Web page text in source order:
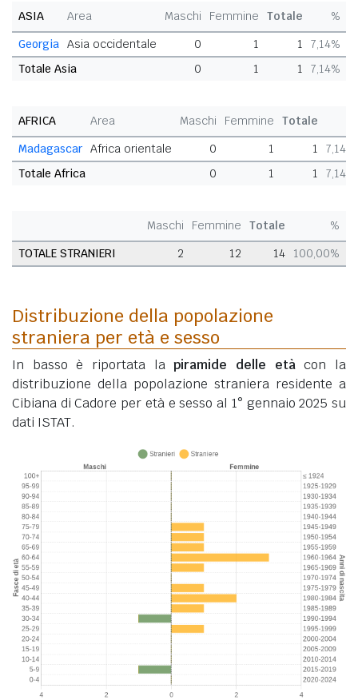
ASIA Area Maschi Femmine Totale
%
Georgia Asia occidentale 0 1 1
7,14%
Totale Asia
0 1 1 7,14%
AFRICA Area Maschi Femmine Totale
Madagascar Africa orientale 0 1 1
7,14%
Totale Africa
0 1 1 7,14%
Maschi Femmine Totale
%
TOTALE STRANIERI
2 12 14 100,00%
Distribuzione della popolazione
straniera per età e sesso
In basso è riportata lapiramide delle etàcon la
distribuzione della popolazione straniera residente a
Cibiana di Cadore per età e sesso al 1° gennaio 2025 su
dati ISTAT.